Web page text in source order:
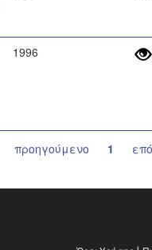
1996
προηγούμενο 1